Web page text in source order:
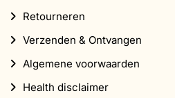
Retourneren
Verzenden & Ontvangen
Algemene voorwaarden
Health disclaimer